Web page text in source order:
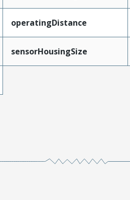
operatingDistance
sensorHousingSize